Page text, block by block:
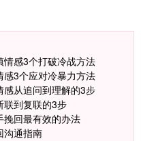
感3个打破冷战方法
感3个应对冷暴力方法
感从追问到理解的3步
联到复联的3步
挽回最有效的办法
沟通指南